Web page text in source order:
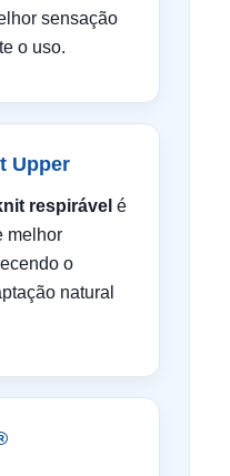
sensação
o uso.
Upper
respirável é
melhor
o
natural